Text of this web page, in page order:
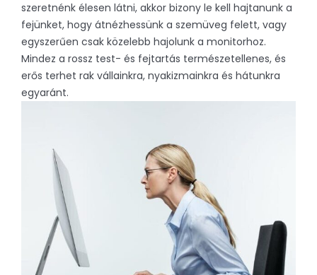
szeretnénk élesen látni, akkor bizony le kell hajtanunk a
fejünket, hogy átnézhessünk a szemüveg felett, vagy
egyszerűen csak közelebb hajolunk a monitorhoz.
Mindez a rossz test- és fejtartás természetellenes, és
erős terhet rak vállainkra, nyakizmainkra és hátunkra
egyaránt.